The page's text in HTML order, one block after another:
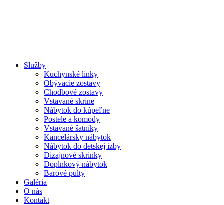
Služby
Kuchynské linky
Obývacie zostavy
Chodbové zostavy
Vstavané skrine
Nábytok do kúpeľne
Postele a komody
Vstavané šatníky
Kancelársky nábytok
Nábytok do detskej izby
Dizajnové skrinky
Doplnkový nábytok
Barové pulty
Galéria
O nás
Kontakt